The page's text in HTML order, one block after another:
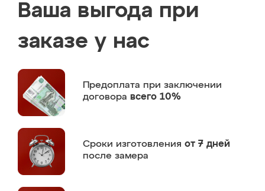
Ваша выгода при
заказе у нас
Предоплата при заключении
договора всего 10%
Сроки изготовления от 7 дней
после замера